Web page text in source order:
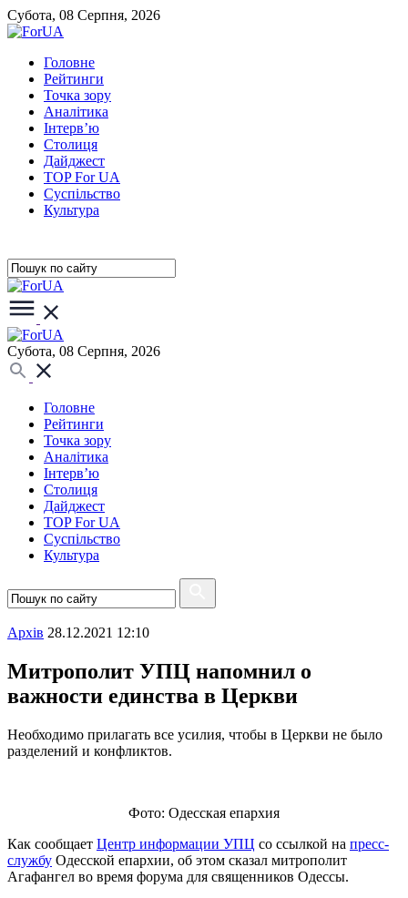
Субота, 08 Серпня, 2026
Головне
Рейтинги
Точка зору
Аналітика
Інтерв’ю
Столиця
Дайджест
TOP For UA
Суспiльство
Культура
Субота, 08 Серпня, 2026
Головне
Рейтинги
Точка зору
Аналітика
Інтерв’ю
Столиця
Дайджест
TOP For UA
Суспiльство
Культура
Архiв 28.12.2021 12:10
Митрополит УПЦ напомнил о
важности единства в Церкви
Необходимо прилагать все усилия, чтобы в Церкви не было
разделений и конфликтов.
Фото: Одесская епархия
Как сообщает Центр информации УПЦ со ссылкой на пресс-
службу Одесской епархии, об этом сказал митрополит
Агафангел во время форума для священников Одессы.